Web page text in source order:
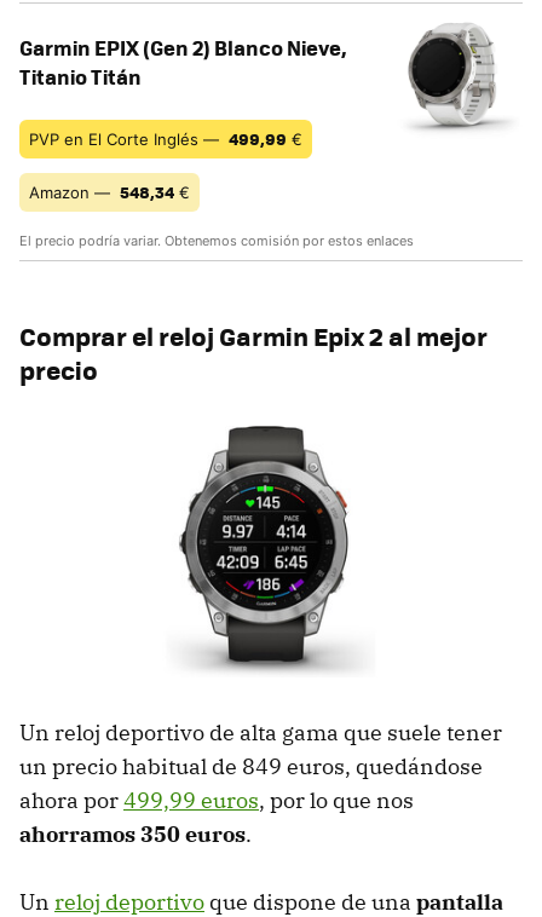
Garmin EPIX (Gen 2) Blanco Nieve,
Titanio Titán
PVP en El Corte Inglés — 499,99 €
Amazon — 548,34 €
El precio podría variar. Obtenemos comisión por estos enlaces
Comprar el reloj Garmin Epix 2 al mejor
precio
Un reloj deportivo de alta gama que suele tener
un precio habitual de 849 euros, quedándose
ahora por499,99 euros, por lo que nos
ahorramos 350 euros.
Un reloj deportivo que dispone de una pantalla